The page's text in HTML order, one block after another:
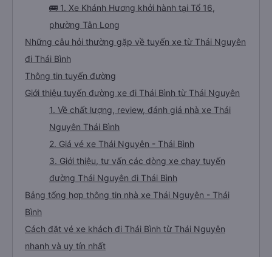
🚌 1. Xe Khánh Hương khởi hành tại Tổ 16,
phường Tân Long
Những câu hỏi thường gặp về tuyến xe từ Thái Nguyên
đi Thái Bình
Thông tin tuyến đường
Giới thiệu tuyến đường xe đi Thái Bình từ Thái Nguyên
1. Về chất lượng, review, đánh giá nhà xe Thái
Nguyên Thái Bình
2. Giá vé xe Thái Nguyên - Thái Bình
3. Giới thiệu, tư vấn các dòng xe chạy tuyến
đường Thái Nguyên đi Thái Bình
Bảng tổng hợp thông tin nhà xe Thái Nguyên - Thái
Bình
Cách đặt vé xe khách đi Thái Bình từ Thái Nguyên
nhanh và uy tín nhất